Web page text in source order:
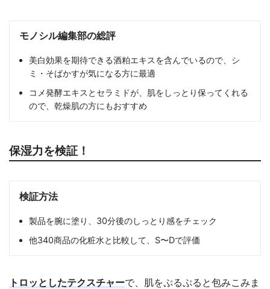
モノシル編集部の総評
美白効果を期待できる酒粕エキスを含んでいるので、シ
ミ・そばかすが気になる方に最適
コメ発酵エキスとセラミドが、肌をしっとり保ってくれる
ので、乾燥肌の方にもおすすめ
保湿力を検証！
検証方法
製品を腕に塗り、30分後のしっとり感をチェック
他340商品の化粧水と比較して、S〜Dで評価
トロッとしたテクスチャーで、肌をぷるぷると包みこみま